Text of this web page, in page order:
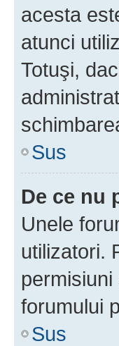
acesta
atunci
Totuşi,
Sus
De ce nu
Unele
utilizatori.
forumului
Sus